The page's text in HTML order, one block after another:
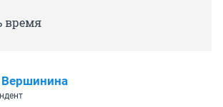
время